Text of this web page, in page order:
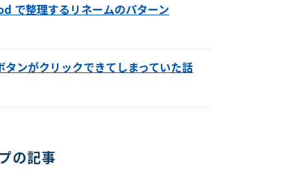
で整理するリネームのパターン
ンがクリックできてしまっていた話
の記事